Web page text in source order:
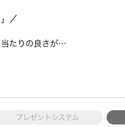
／
たりの良さが特
児島県産活〆か
プレゼントシステム